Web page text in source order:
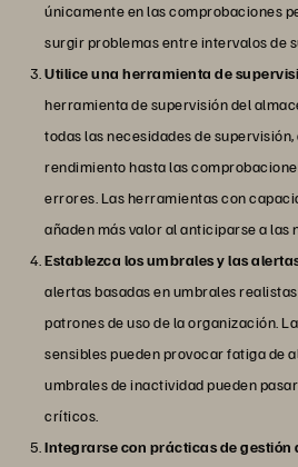
únicamente en las comprobaciones
surgir problemas entre intervalos de
Utilice una herramienta de
herramienta de supervisión del
todas las necesidades de
rendimiento hasta las
errores. Las herramientas con
añaden más valor al anticiparse a las
Establezca los umbrales y las
alertas basadas en umbrales
patrones de uso de la organización.
sensibles pueden provocar fatiga de
umbrales de inactividad pueden
críticos.
Integrarse con prácticas de gestión